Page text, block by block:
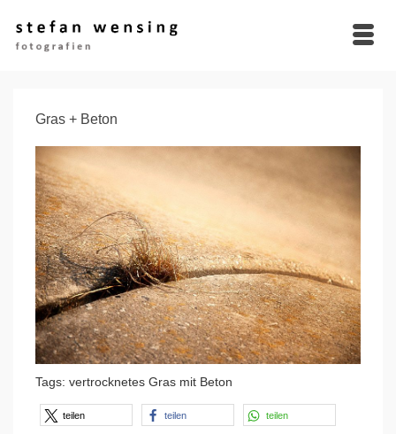
Gras + Beton
Tags: vertrocknetes Gras mit Beton
teilen teilen teilen